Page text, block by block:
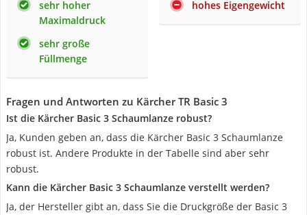
sehr hoher
Maximaldruck
sehr große
Füllmenge
hohes Eigengewicht
Fragen und Antworten zu Kärcher TR Basic 3
Ist die Kärcher Basic 3 Schaumlanze robust?
Ja, Kunden geben an, dass die Kärcher Basic 3 Schaumlanze
robust ist. Andere Produkte in der Tabelle sind aber sehr
robust.
Kann die Kärcher Basic 3 Schaumlanze verstellt werden?
Ja, der Hersteller gibt an, dass Sie die Druckgröße der Basic 3